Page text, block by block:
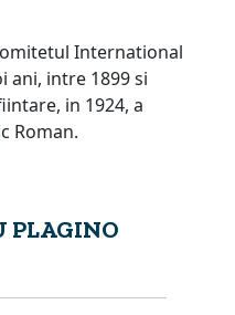
International
ani, intre 1899 si
in 1924, a
Roman.
PLAGINO